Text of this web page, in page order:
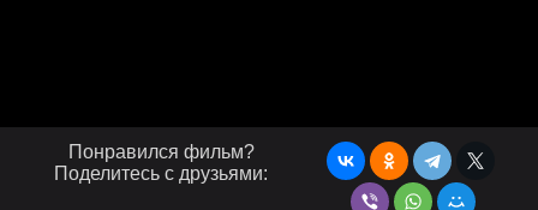
Понравился фильм?
Поделитесь с друзьями: